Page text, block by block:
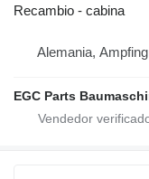
Recambio - cabina
Alemania, Ampfing